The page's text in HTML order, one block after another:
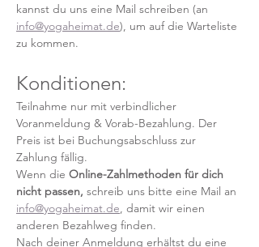
kannst du uns eine Mail schreiben (an
info@yogaheimat.de), um auf die Warteliste
zu kommen.
Konditionen:
Teilnahme nur mit verbindlicher
Voranmeldung & Vorab-Bezahlung. Der
Preis ist bei Buchungsabschluss zur
Zahlung fällig.
Wenn die Online-Zahlmethoden für dich
nicht passen, schreib uns bitte eine Mail an
info@yogaheimat.de, damit wir einen
anderen Bezahlweg finden.
Nach deiner Anmeldung erhältst du eine